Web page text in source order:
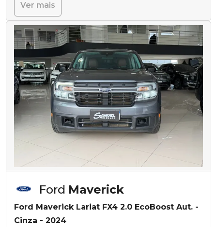
Ver mais
Ford Maverick
Ford Maverick Lariat FX4 2.0 EcoBoost Aut. -
Cinza - 2024